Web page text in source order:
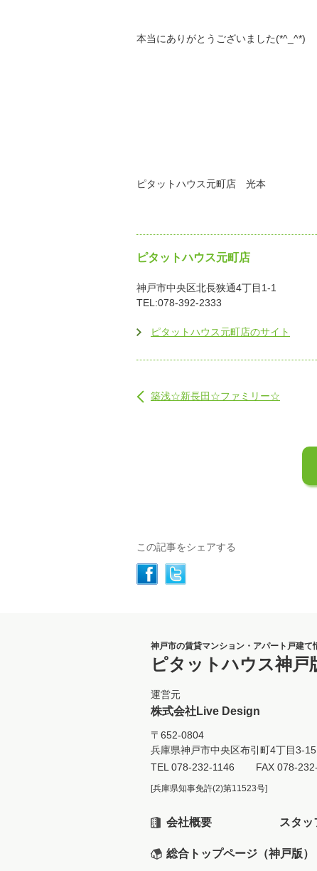
本当にありがとうございました(*^_^*)
ピタットハウス元町店 光本
ピタットハウス元町店
神戸市中央区北長狭通4丁目1-1
TEL:078-392-2333
ピタットハウス元町店のサイト
築浅☆新長田☆ファミリー☆
この記事をシェアする
神戸市の賃貸マンション・アパート戸建て
ピタットハウス神戸
運営元
株式会社Live Design
〒652-0804
兵庫県神戸市中央区布引町4丁目3-
TEL 078-232-1146 FAX 078-
[兵庫県知事免許(2)第11523号]
会社概要 スタッ
総合トップページ（神戸版）